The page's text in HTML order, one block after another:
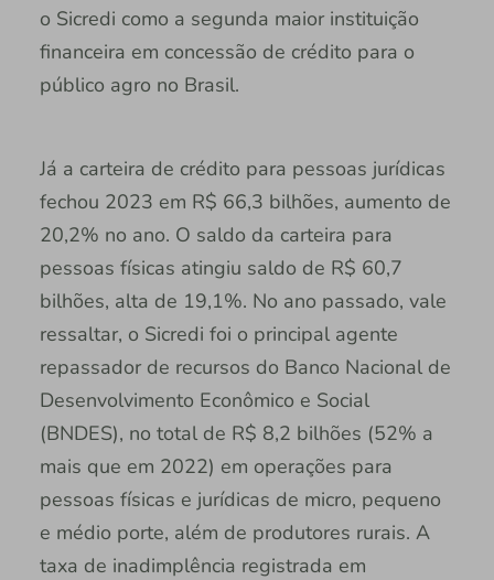
o Sicredi como a segunda maior instituição
financeira em concessão de crédito para o
público agro no Brasil.
Já a carteira de crédito para pessoas jurídicas
fechou 2023 em R$ 66,3 bilhões, aumento de
20,2% no ano. O saldo da carteira para
pessoas físicas atingiu saldo de R$ 60,7
bilhões, alta de 19,1%. No ano passado, vale
ressaltar, o Sicredi foi o principal agente
repassador de recursos do Banco Nacional de
Desenvolvimento Econômico e Social
(BNDES), no total de R$ 8,2 bilhões (52% a
mais que em 2022) em operações para
pessoas físicas e jurídicas de micro, pequeno
e médio porte, além de produtores rurais. A
taxa de inadimplência registrada em